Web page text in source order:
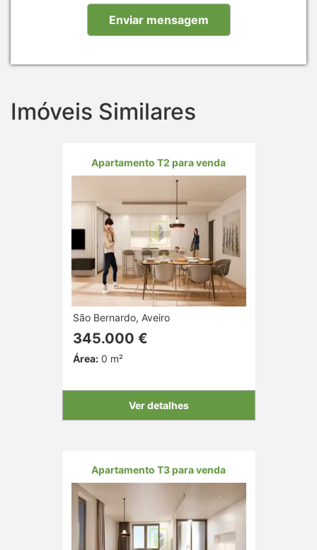
Imóveis Similares
Apartamento T2 para venda
São Bernardo, Aveiro
345.000 €
Área:0 m²
Ver detalhes
Apartamento T3 para venda